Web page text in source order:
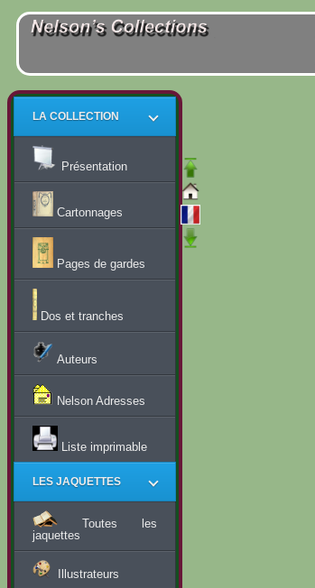
LA COLLECTION
Présentation
Cartonnages
Pages de gardes
Dos et tranches
Auteurs
Nelson Adresses
Liste imprimable
LES JAQUETTES
Toutes les
jaquettes
Illustrateurs